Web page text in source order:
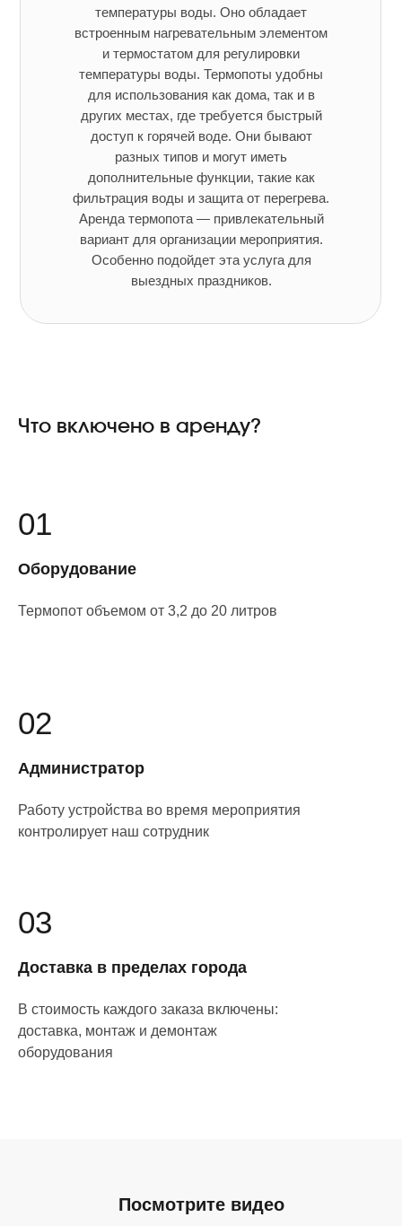
температуры воды. Оно обладает
встроенным нагревательным элементом
и термостатом для регулировки
температуры воды. Термопоты удобны
для использования как дома, так и в
других местах, где требуется быстрый
доступ к горячей воде. Они бывают
разных типов и могут иметь
дополнительные функции, такие как
фильтрация воды и защита от перегрева.
Аренда термопота — привлекательный
вариант для организации мероприятия.
Особенно подойдет эта услуга для
выездных праздников.
Что включено в аренду?
Оборудование
Термопот объемом от 3,2 до 20 литров
01
Администратор
Работу устройства во время мероприятия
контролирует наш сотрудник
02
Доставка в пределах города
В стоимость каждого заказа включены:
доставка, монтаж и демонтаж
оборудования
03
Посмотрите видео